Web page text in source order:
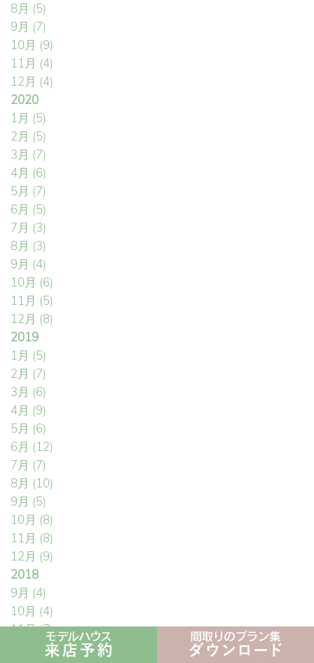
8月 (5)
9月 (7)
10月 (9)
11月 (4)
12月 (4)
2020
1月 (5)
2月 (5)
3月 (7)
4月 (6)
5月 (7)
6月 (5)
7月 (3)
8月 (3)
9月 (4)
10月 (6)
11月 (5)
12月 (8)
2019
1月 (5)
2月 (7)
3月 (6)
4月 (9)
5月 (6)
6月 (12)
7月 (7)
8月 (10)
9月 (5)
10月 (8)
11月 (8)
12月 (9)
2018
9月 (4)
10月 (4)
11月(7)
(6)